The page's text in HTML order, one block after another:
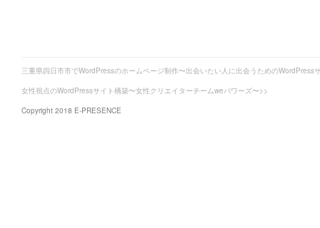
三重県四日市市でWordPressのホームページ制作〜出会いたい人に出会うためのWordPress
女性視点のWordPressサイト構築〜女性クリエイターチームweパワーズ〜>>
Copyright 2018 E-PRESENCE